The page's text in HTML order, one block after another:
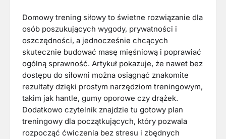
Domowy trening siłowy to świetne rozwiązanie dla
osób poszukujących wygody, prywatności i
oszczędności, a jednocześnie chcących
skutecznie budować masę mięśniową i poprawiać
ogólną sprawność. Artykuł pokazuje, że nawet bez
dostępu do siłowni można osiągnąć znakomite
rezultaty dzięki prostym narzędziom treningowym,
takim jak hantle, gumy oporowe czy drążek.
Dodatkowo czytelnik znajdzie tu gotowy plan
treningowy dla początkujących, który pozwala
rozpocząć ćwiczenia bez stresu i zbędnych